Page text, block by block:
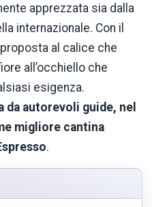
apprezzata sia dalla
internazionale. Con il
al calice che
all’occhiello che
esigenza.
da autorevoli guide, nel
migliore cantina
.